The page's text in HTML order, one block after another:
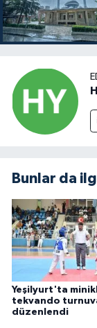
Bunlar da
Yeşilyurt'ta
tekvando
düzenlendi